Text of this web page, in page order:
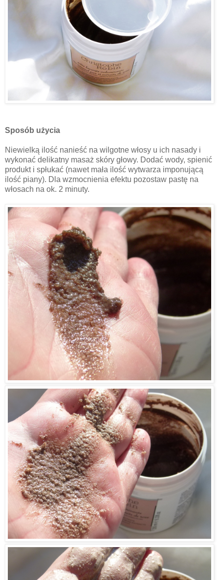
Sposób użycia
Niewielką ilość nanieść na wilgotne włosy u ich nasady i
wykonać delikatny masaż skóry głowy. Dodać wody, spienić
produkt i spłukać (nawet mała ilość wytwarza imponującą
ilość piany). Dla wzmocnienia efektu pozostaw pastę na
włosach na ok. 2 minuty.